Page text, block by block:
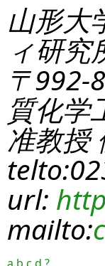
山形
ィ研究
〒
質化学
准教授
url:
mailto: